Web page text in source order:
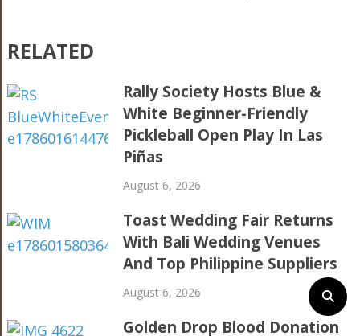
RELATED
Rally Society Hosts Blue &
White Beginner-Friendly
Pickleball Open Play In Las
Piñas
August 6, 2026
Toast Wedding Fair Returns
With Bali Wedding Venues
And Top Philippine Suppliers
August 6, 2026
Golden Drop Blood Donation